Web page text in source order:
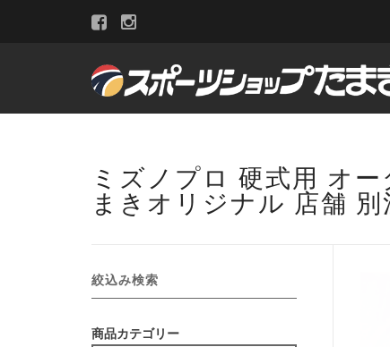
ミズノプロ 硬式用 オ
まきオリジナル 店舗
絞込み検索
商品カテゴリー